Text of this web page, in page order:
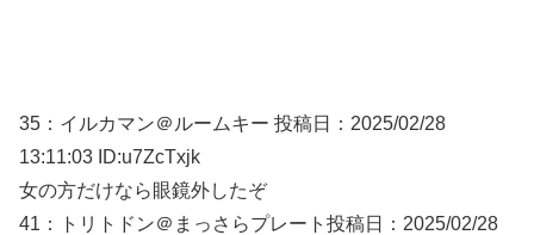
35： イルカマン＠ルームキー 投稿日：2025/02/28
13:11:03 ID:u7ZcTxjk
女の方だけなら眼鏡外したぞ
41：
トリトドン＠まっさらプレート 投稿日：2025/02/28